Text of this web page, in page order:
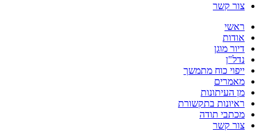
צור קשר
ראשי
אודות
דיור מוגן
נדל"ן
ייפוי כוח מתמשך
מאמרים
מן העיתונות
ראיונות בתקשורת
מכתבי תודה
צור קשר